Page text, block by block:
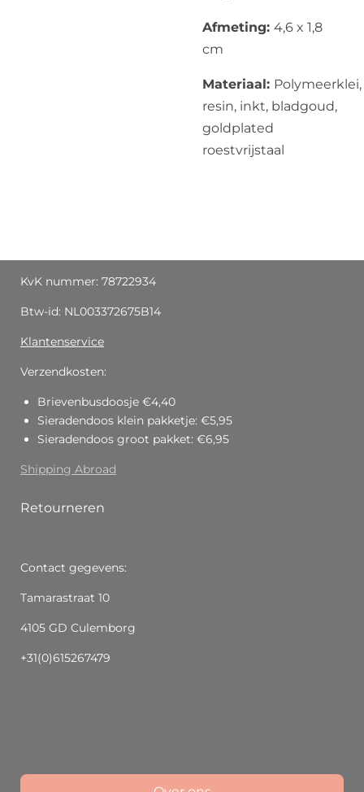
Afmeting: 4,6 x 1,8
cm
Materiaal: Polymeerklei,
resin, inkt, bladgoud,
goldplated
roestvrijstaal
KvK nummer: 78722934
Btw-id: NL003372675B14
Klantenservice
Verzendkosten:
Brievenbusdoosje €4,40
Sieradendoos klein pakketje: €5,95
Sieradendoos groot pakket: €6,95
Shipping Abroad
Retourneren
Contact gegevens:
Tamarastraat 10
4105 GD Culemborg
+31(0)615267479